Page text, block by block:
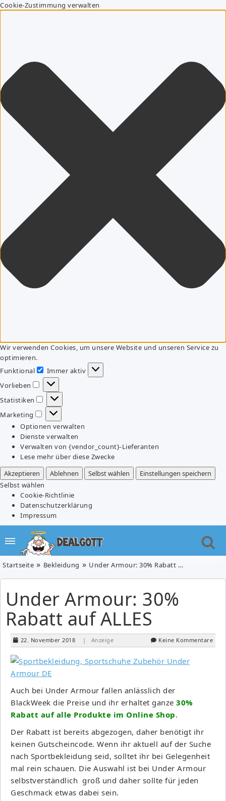
Cookie-Zustimmung verwalten
Wir verwenden Cookies, um unsere Website und unseren Service zu
optimieren.
Funktional
Funktional
Immer aktiv
Vorlieben
Vorlieben
Statistiken
Statistiken
Marketing
Marketing
Optionen verwalten
Dienste verwalten
Verwalten von {vendor_count}-Lieferanten
Lese mehr über diese Zwecke
Akzeptieren
Ablehnen Selbst wählen
Einstellungen speichern
Selbst wählen
Cookie-Richtlinie
Datenschutzerklärung
Impressum
Startseite Bekleidung Under Armour: 30% Rabatt auf ALLES
Under Armour: 30%
Rabatt auf ALLES
22. November 2018 | Anzeige Keine Kommentare
Auch bei Under Armour fallen anlässlich der
BlackWeek die Preise und ihr erhaltet ganze 30%
Rabatt auf alle Produkte im Online Shop.
Der Rabatt ist bereits abgezogen, daher benötigt ihr
keinen Gutscheincode. Wenn ihr aktuell auf der Suche
nach Sportbekleidung seid, solltet ihr bei Gelegenheit
mal rein schauen. Die Auswahl ist bei Under Armour
selbstverständlich groß und daher sollte für jeden
Geschmack etwas dabei sein.